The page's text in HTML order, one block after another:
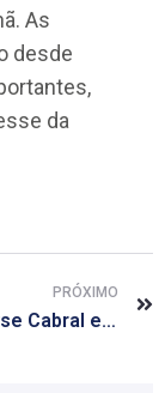
As
desde
da
PRÓXIMO
Thayse Cabral escolheu o segmento de logística e distribuição para atuar como farmacêutica